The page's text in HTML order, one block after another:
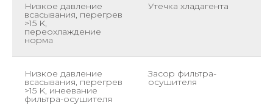
Низкое давление
всасывания, перегрев
>15 K,
переохлаждение
норма
Утечка хладагента
Низкое давление
всасывания, перегрев
>15 K, инеевание
фильтра-осушителя
Засор фильтра-
осушителя